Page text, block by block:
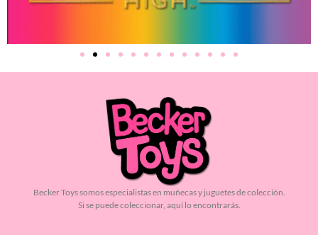
Becker Toys somos especialistas en muñecas y juguetes de colección.
Si se puede coleccionar, aquí lo encontrarás.